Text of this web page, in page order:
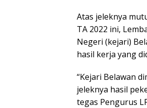
Atas jeleknya
TA 2022 ini,
Negeri (kejari)
hasil kerja yang
“Kejari Belawan
jeleknya hasil
tegas Pengurus